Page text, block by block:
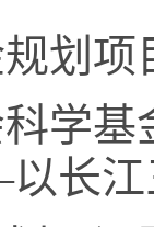
划
学
长江